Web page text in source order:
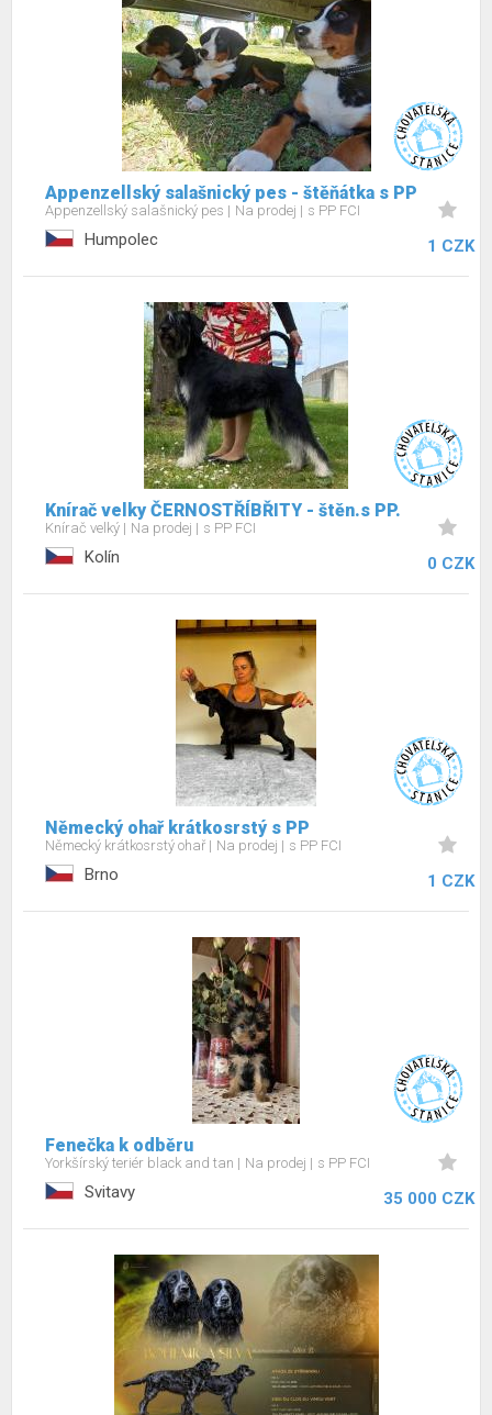
Appenzellský salašnický pes - štěňátka s PP
Appenzellský salašnický pes Na prodej s PP FCI
Humpolec 1 CZK
Knírač velky ČERNOSTŘÍBŘITY - štěn.s PP.
Knírač velký Na prodej s PP FCI
Kolín 0 CZK
Německý ohař krátkosrstý s PP
Německý krátkosrstý ohař Na prodej s PP FCI
Brno 1 CZK
Fenečka k odběru
Yorkšírský teriér black and tan Na prodej s PP FCI
Svitavy 35 000 CZK